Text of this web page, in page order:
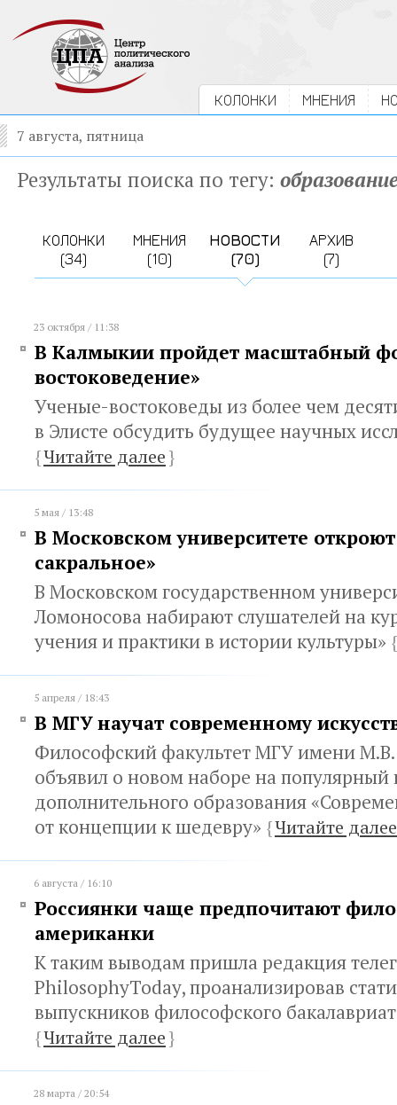
КОЛОНКИ МНЕНИЯ
7 августа, пятница
Результаты поиска по тегу:
КОЛОНКИ
(34)
МНЕНИЯ
(10)
НОВОСТИ
(70)
АРХИВ
(7)
23 октября / 11:38
В Калмыкии пройдет масштабный
востоковедение»
Ученые-востоковеды из более чем
в Элисте обсудить будущее научных
{Читайте далее}
5 мая / 13:48
В Московском университете
сакральное»
В Московском государственном
Ломоносова набирают слушателей на
учения и практики в истории культуры» {
5 апреля / 18:43
В МГУ научат современному
Философский факультет МГУ имени
объявил о новом наборе на популярный
дополнительного образования
от концепции к шедевру» {Читайте далее
6 августа / 16:10
Россиянки чаще предпочитают
американки
К таким выводам пришла редакция
PhilosophyToday, проанализировав
выпускников философского
{Читайте далее}
28 марта / 20:54